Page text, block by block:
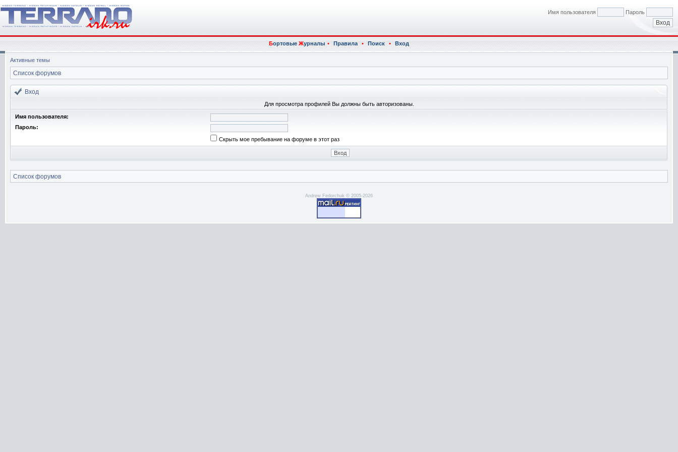
Имя пользователя Пароль
БортовыеЖурналы • Правила • Поиск • Вход
Активные темы
Список форумов
Вход
Для просмотра профилей Вы должны быть авторизованы.
Имя пользователя:
Пароль:
Скрыть мое пребывание на форуме в этот раз
Список форумов
Andrew Fedorchuk © 2005-2026